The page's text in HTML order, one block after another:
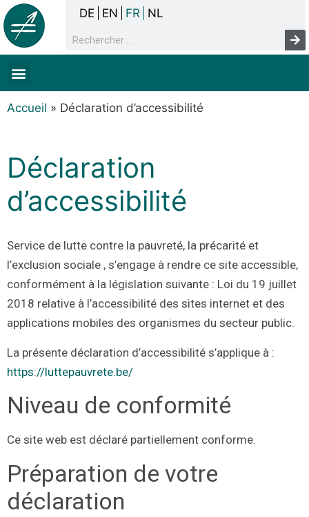
DE EN FR NL
Accueil » Déclaration d’accessibilité
Déclaration
d’accessibilité
Service de lutte contre la pauvreté, la précarité et
l’exclusion sociale , s’engage à rendre ce site accessible,
conformément à la législation suivante : Loi du 19 juillet
2018 relative à l’accessibilité des sites internet et des
applications mobiles des organismes du secteur public.
La présente déclaration d’accessibilité s’applique à :
https://luttepauvrete.be/
Niveau de conformité
Ce site web est déclaré partiellement conforme.
Préparation de votre
déclaration